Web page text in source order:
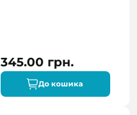
345.00 грн.
До кошика